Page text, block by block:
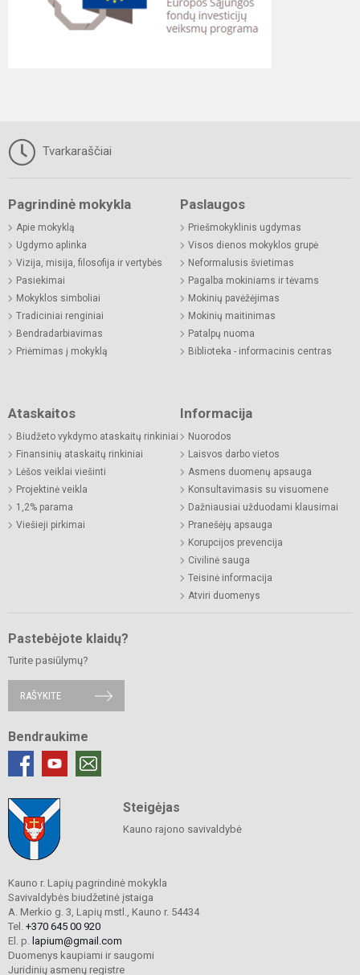
Tvarkaraščiai
Pagrindinė mokykla
Apie mokyklą
Ugdymo aplinka
Vizija, misija, filosofija ir vertybės
Pasiekimai
Mokyklos simboliai
Tradiciniai renginiai
Bendradarbiavimas
Priėmimas į mokyklą
Paslaugos
Priešmokyklinis ugdymas
Visos dienos mokyklos grupė
Neformalusis švietimas
Pagalba mokiniams ir tėvams
Mokinių pavėžėjimas
Mokinių maitinimas
Patalpų nuoma
Biblioteka - informacinis centras
Ataskaitos
Biudžeto vykdymo ataskaitų rinkiniai
Finansinių ataskaitų rinkiniai
Lėšos veiklai viešinti
Projektinė veikla
1,2% parama
Viešieji pirkimai
Informacija
Nuorodos
Laisvos darbo vietos
Asmens duomenų apsauga
Konsultavimasis su visuomene
Dažniausiai užduodami klausimai
Pranešėjų apsauga
Korupcijos prevencija
Civilinė sauga
Teisinė informacija
Atviri duomenys
Pastebėjote klaidų?
Turite pasiūlymų?
RAŠYKITE
Bendraukime
Steigėjas
Kauno rajono savivaldybė
Kauno r. Lapių pagrindinė mokykla
Savivaldybės biudžetinė įstaiga
A. Merkio g. 3, Lapių mstl., Kauno r. 54434
Tel. +370 645 00 920
El. p. lapium@gmail.com
Duomenys kaupiami ir saugomi
Juridinių asmenų registre